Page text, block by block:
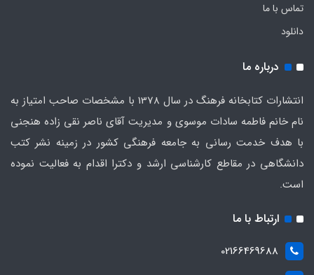
تماس با ما
دانلود
درباره ما
انتشارات کتابخانه فرهنگ در سال 1378 با مشخصات صاحب امتیاز به
نام خانم فاطمه سادات موسوی و مدیریت آقای ناصر نقی زاده هنجنی
با هدف خدمت رسانی به جامعه فرهنگی کشور در زمینه نشر کتب
دانشگاهی در مقاطع کارشناسی ارشد و دکترا اقدام به فعالیت نموده
است.
ارتباط با ما
02166469688